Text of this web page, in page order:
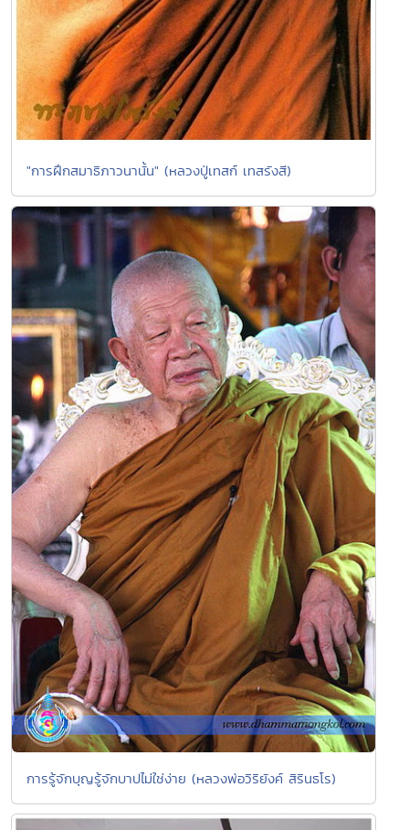
"การฝึกสมาธิภาวนานั้น" (หลวงปู่เทสก์ เทสรังสี)
การรู้จักบุญรู้จักบาปไม่ใช่ง่าย (หลวงพ่อวิริยังค์ สิรินธโร)